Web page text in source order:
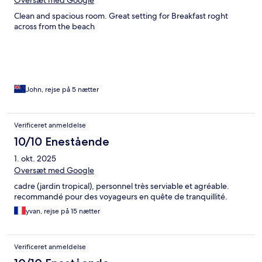
Clean and spacious room. Great setting for Breakfast roght
across from the beach
John, rejse på 5 nætter
Verificeret anmeldelse
10/10 Enestående
1. okt. 2025
Oversæt med Google
cadre (jardin tropical), personnel très serviable et agréable.
recommandé pour des voyageurs en quête de tranquillité.
yvan, rejse på 15 nætter
Verificeret anmeldelse